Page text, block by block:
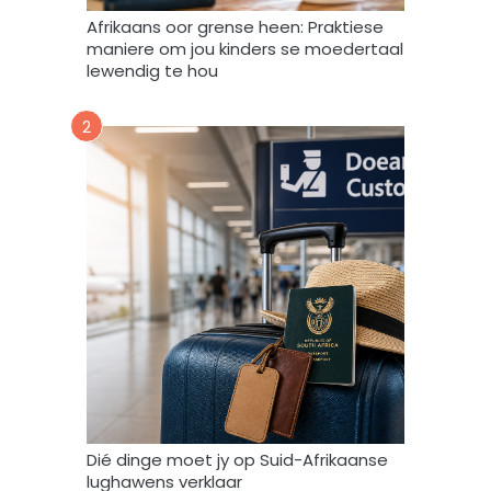
m
e
k
d
a
a
t
n
d
a
i
F
Afrikaans oor grense heen: Praktiese
maniere om jou kinders se moedertaal
lewendig te hou
2
Dié dinge moet jy op Suid-Afrikaanse
lughawens verklaar